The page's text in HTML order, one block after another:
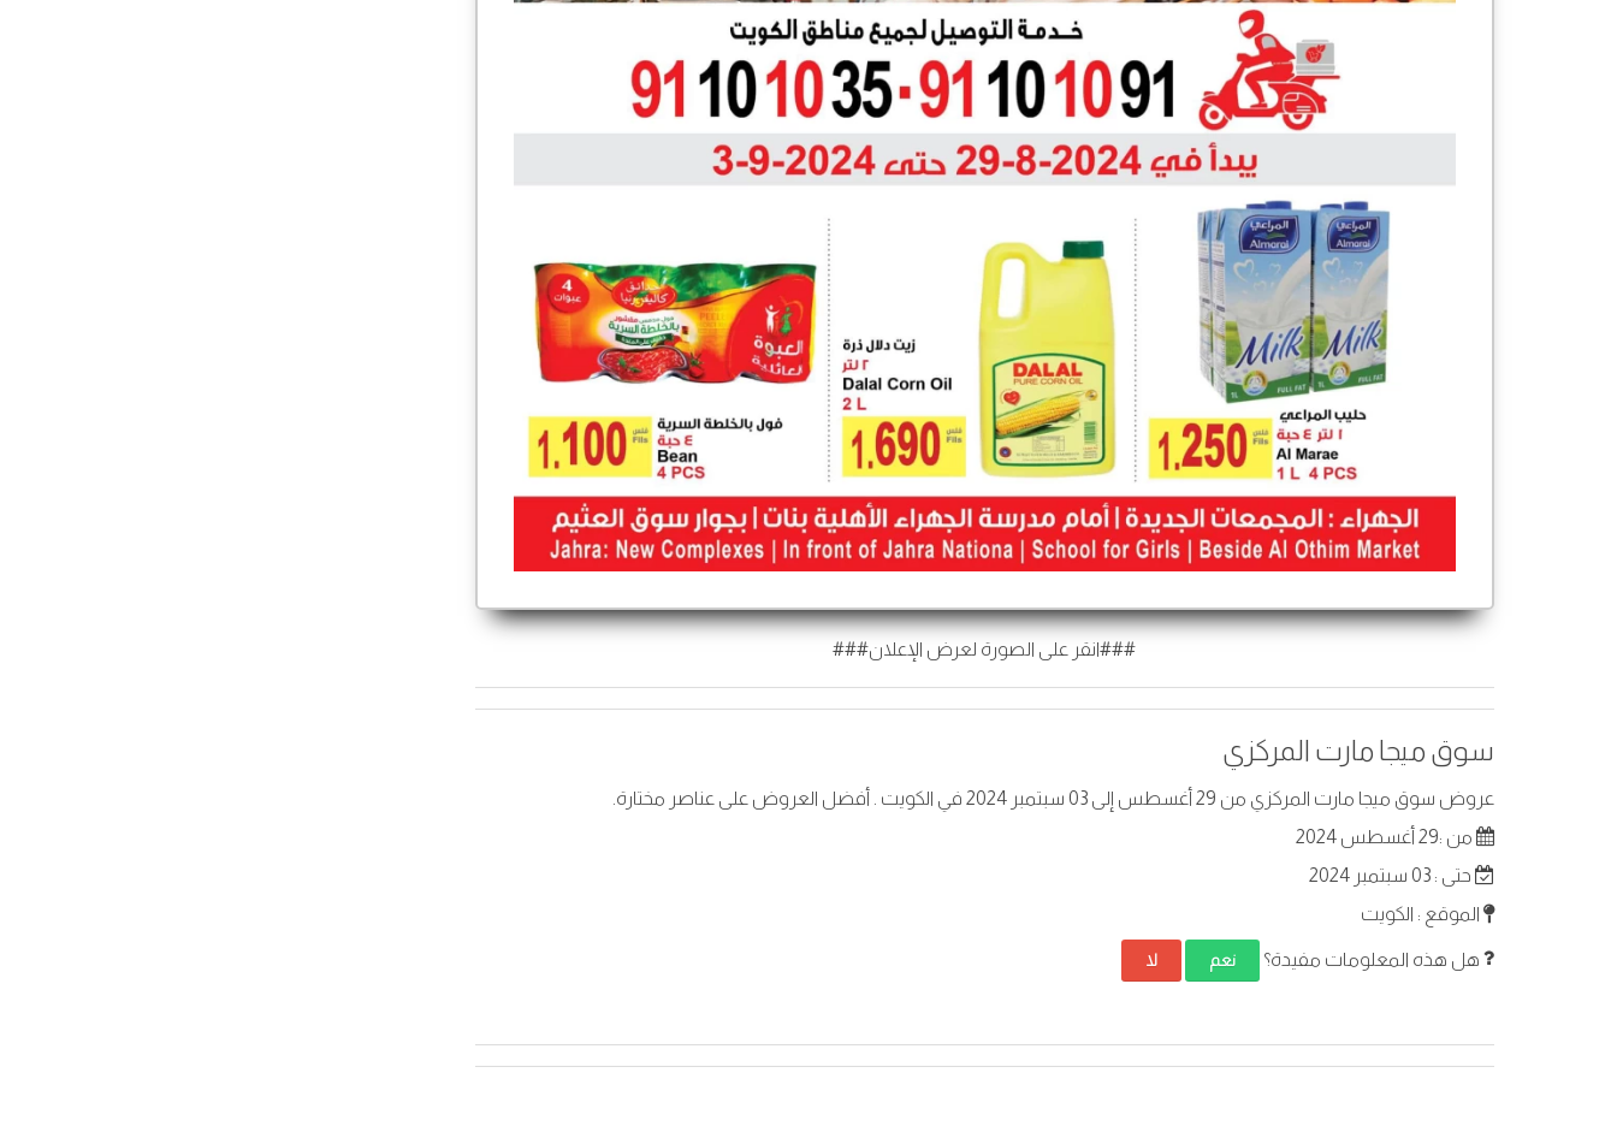
###انقر على الصورة لعرض الإعلان###
سوق ميجا مارت المركزي
عروض سوق ميجا مارت المركزي من 29 أغسطس إلى 03 سبتمبر 2024 في الكويت . أفضل العروض على عناصر مختارة.
من :29 أغسطس 2024
حتى : 03 سبتمبر 2024
الموقع : الكويت
هل هذه المعلومات مفيدة؟ نعم لا